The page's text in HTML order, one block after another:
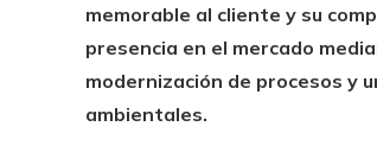
memorable al cliente y su
presencia en el mercado
modernización de procesos y
ambientales.